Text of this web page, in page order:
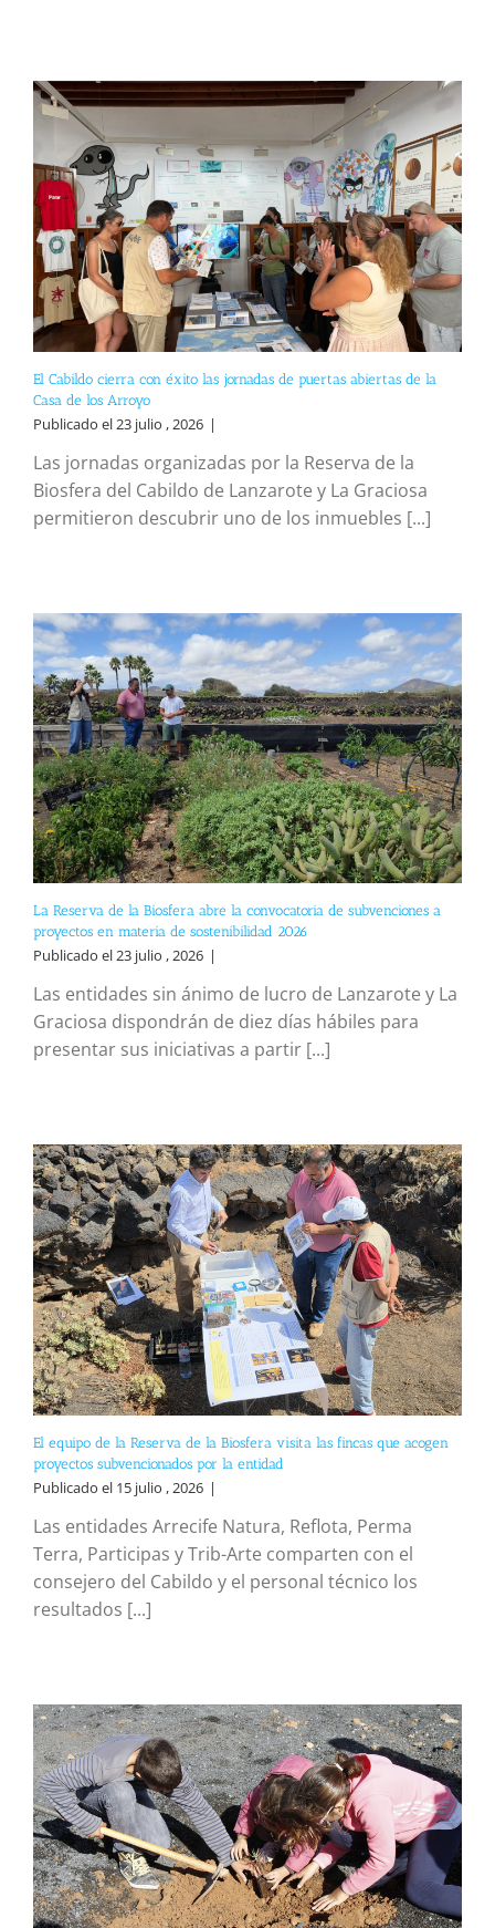
El Cabildo cierra con éxito las jornadas de puertas abiertas de la
Casa de los Arroyo
Publicado el 23 julio , 2026 |
Las jornadas organizadas por la Reserva de la
Biosfera del Cabildo de Lanzarote y La Graciosa
permitieron descubrir uno de los inmuebles [...]
La Reserva de la Biosfera abre la convocatoria de subvenciones a
proyectos en materia de sostenibilidad 2026
Publicado el 23 julio , 2026 |
Las entidades sin ánimo de lucro de Lanzarote y La
Graciosa dispondrán de diez días hábiles para
presentar sus iniciativas a partir [...]
El equipo de la Reserva de la Biosfera visita las fincas que acogen
proyectos subvencionados por la entidad
Publicado el 15 julio , 2026 |
Las entidades Arrecife Natura, Reflota, Perma
Terra, Participas y Trib-Arte comparten con el
consejero del Cabildo y el personal técnico los
resultados [...]